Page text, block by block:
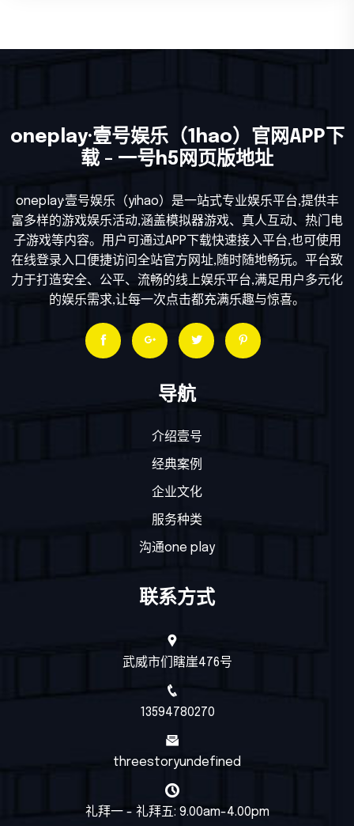
oneplay·壹号娱乐（1hao）官网APP下
载 - 一号h5网页版地址
oneplay·壹号娱乐（yihao）是一站式专业娱乐平台,提供丰
富多样的游戏娱乐活动,涵盖模拟器游戏、真人互动、热门电
子游戏等内容。用户可通过APP下载快速接入平台,也可使用
在线登录入口便捷访问全站官方网址,随时随地畅玩。平台致
力于打造安全、公平、流畅的线上娱乐平台,满足用户多元化
的娱乐需求,让每一次点击都充满乐趣与惊喜。
导航
介绍壹号
经典案例
企业文化
服务种类
沟通one play
联系方式
武威市们瞎崖476号
13594780270
threestoryundefined
礼拜一 - 礼拜五: 9.00am-4.00pm